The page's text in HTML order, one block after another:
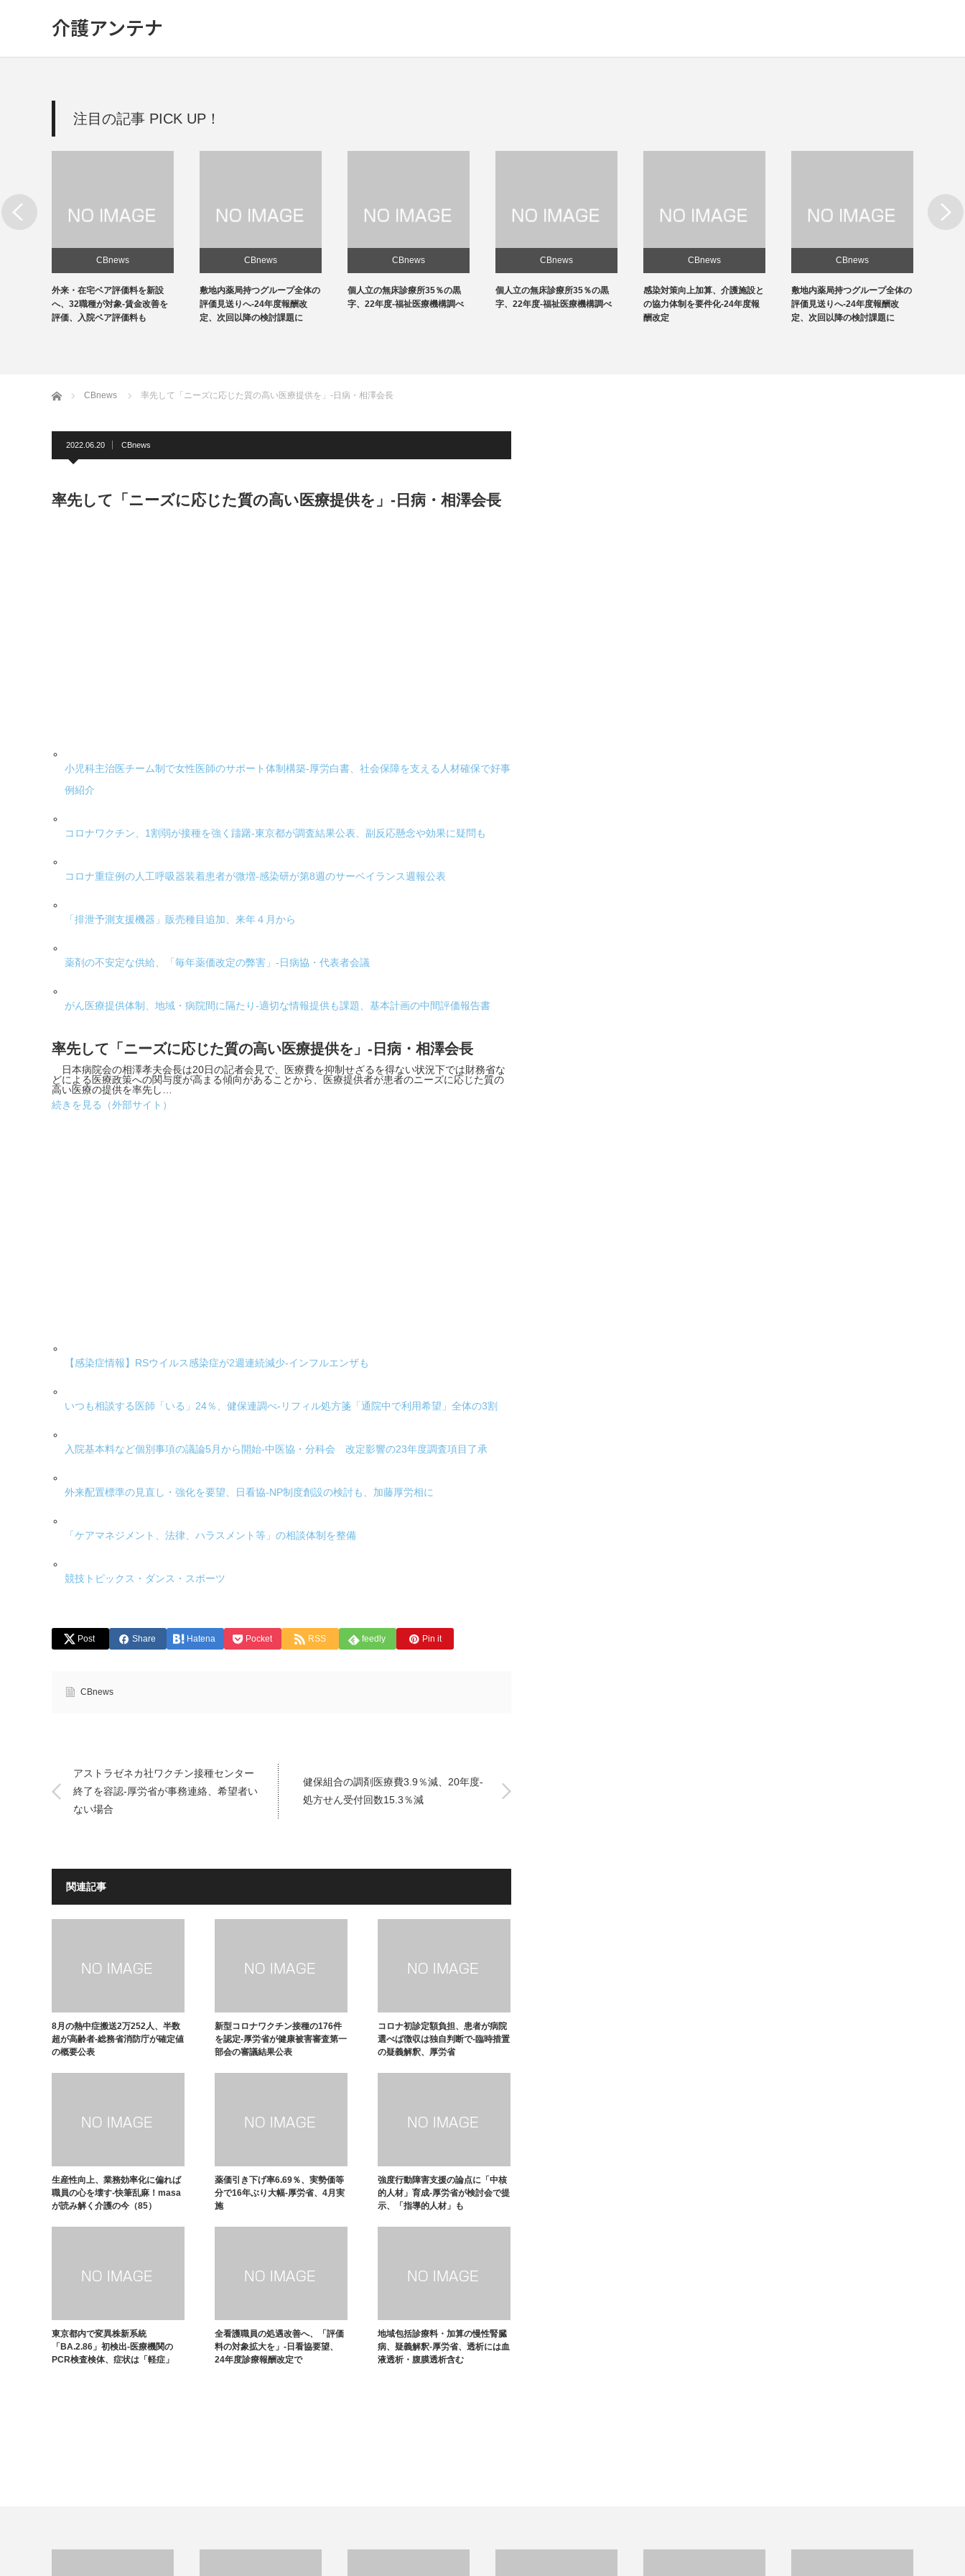
介護アンテナ
注目の記事 PICK UP！
CBnews
敷地内薬局持つグループ全体の
評価見送りへ-24年度報酬改
定、次回以降の検討課題に
CBnews
個人立の無床診療所35％の黒
字、22年度-福祉医療機構調べ
CBnews
個人立の無床診療所35％の黒
字、22年度-福祉医療機構調べ
CBnews
感染対策向上加算、介護施設と
の協力体制を要件化-24年度報
CBnews
敷地内薬局持つグループ全体の
評価見送りへ-24年度報酬改
定、次回以降の検討課題に
CBnews
急性期1の在院日数、支払側
「14日以内」主張-診療側「分
化の前につぶれる」、公益裁定
Next
ホーム CBnews 率先して「ニーズに応じた質の高い医療提供を」-日病・相澤会長
2022.06.20 CBnews
率先して「ニーズに応じた質の高い医療提供を」-日病・相澤会長
小児科主治医チーム制で女性医師のサポート体制構築-厚労白書、社会保障を支える人材確保で好事
例紹介
コロナワクチン、1割弱が接種を強く躊躇-東京都が調査結果公表、副反応懸念や効果に疑問も
コロナ重症例の人工呼吸器装着患者が微増-感染研が第8週のサーベイランス週報公表
「排泄予測支援機器」販売種目追加、来年４月から
薬剤の不安定な供給、「毎年薬価改定の弊害」-日病協・代表者会議
がん医療提供体制、地域・病院間に隔たり-適切な情報提供も課題、基本計画の中間評価報告書
率先して「ニーズに応じた質の高い医療提供を」-日病・相澤会長
日本病院会の相澤孝夫会長は20日の記者会見で、医療費を抑制せざるを得ない状況下では財務省な
どによる医療政策への関与度が高まる傾向があることから、医療提供者が患者のニーズに応じた質の
高い医療の提供を率先し…
続きを見る（外部サイト）
【感染症情報】RSウイルス感染症が2週連続減少-インフルエンザも
いつも相談する医師「いる」24％、健保連調べ-リフィル処方箋「通院中で利用希望」全体の3割
入院基本料など個別事項の議論5月から開始-中医協・分科会 改定影響の23年度調査項目了承
外来配置標準の見直し・強化を要望、日看協-NP制度創設の検討も、加藤厚労相に
「ケアマネジメント、法律、ハラスメント等」の相談体制を整備
競技トピックス・ダンス・スポーツ
Post Share Hatena Pocket RSS feedly Pin it
CBnews
アストラゼネカ社ワクチン接種センター
終了を容認-厚労省が事務連絡、希望者い
ない場合
健保組合の調剤医療費3.9％減、20年度-
処方せん受付回数15.3％減
関連記事
8月の熱中症搬送2万252人、半数
超が高齢者-総務省消防庁が確定値
の概要公表
新型コロナワクチン接種の176件
を認定-厚労省が健康被害審査第一
部会の審議結果公表
コロナ初診定額負担、患者が病院
選べば徴収は独自判断で-臨時措置
の疑義解釈、厚労省
生産性向上、業務効率化に偏れば
職員の心を壊す-快筆乱麻！masa
が読み解く介護の今（85）
薬価引き下げ率6.69％、実勢価等
分で16年ぶり大幅-厚労省、4月実
施
強度行動障害支援の論点に「中核
的人材」育成-厚労省が検討会で提
示、「指導的人材」も
東京都内で変異株新系統
「BA.2.86」初検出-医療機関の
PCR検査検体、症状は「軽症」
全看護職員の処遇改善へ、「評価
料の対象拡大を」-日看協要望、
24年度診療報酬改定で
地域包括診療料・加算の慢性腎臓
病、疑義解釈-厚労省、透析には血
液透析・腹膜透析含む